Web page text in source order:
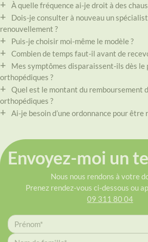
À quelle fréquence ai-je droit à des
Dois-je consulter à nouveau un
renouvellement ?
Puis-je choisir moi-même le modèle ?
Combien de temps faut-il avant de
Mes symptômes disparaissent-ils dès le
orthopédiques ?
Quel est le montant du remboursement
orthopédiques ?
Ai-je besoin d’une ordonnance pour être
Envoyez-moi un
Nous nous rendons à votre
Prenez rendez-vous ci-dessous ou
09 311 80 04